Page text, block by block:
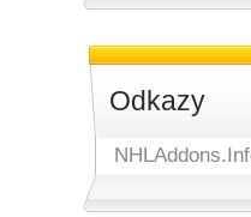
Odkazy